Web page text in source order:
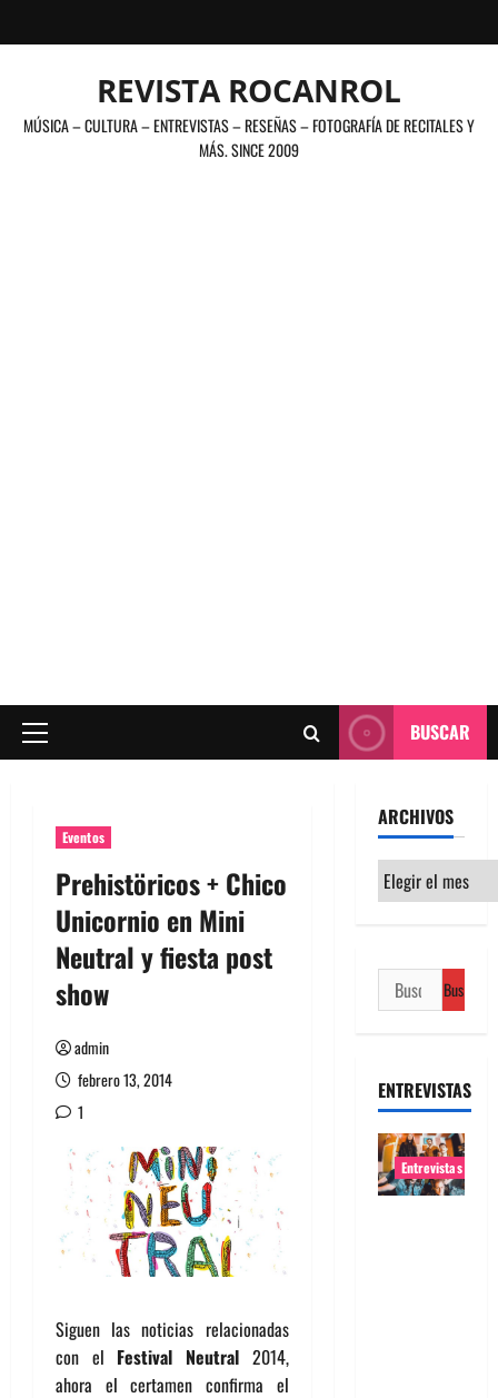
al
REVISTA ROCANROL
MÚSICA – CULTURA – ENTREVISTAS – RESEÑAS – FOTOGRAFÍA DE RECITALES Y
MÁS. SINCE 2009
Menú
BUSCAR
Eventos
Prehistöricos + Chico
Unicornio en Mini
Neutral y fiesta post
show
admin
febrero 13, 2014
1
Siguen las noticias relacionadas
con el Festival Neutral2014,
ahora el certamen confirma el
ARCHIVOS
Archivos
Buscar:
ENTREVISTAS
Entrevistas